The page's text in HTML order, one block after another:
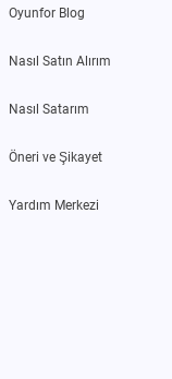
Oyunfor Blog
Nasıl Satın Alırım
Nasıl Satarım
Öneri ve Şikayet
Yardım Merkezi